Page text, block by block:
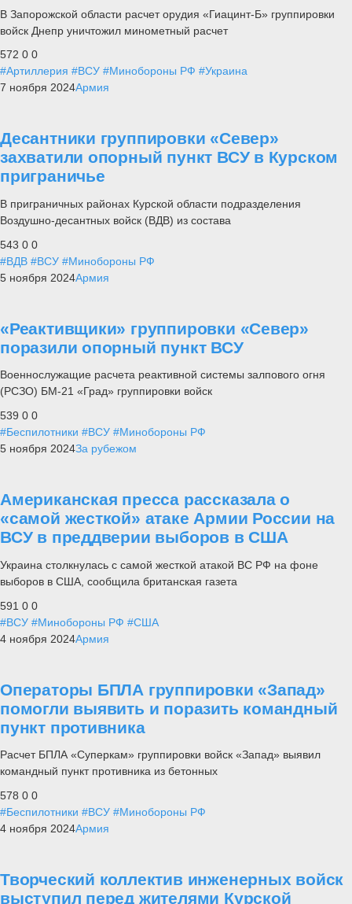
В Запорожской области расчет орудия «Гиацинт-Б» группировки
войск Днепр уничтожил минометный расчет
572 0 0
#Артиллерия #ВСУ #Минобороны РФ #Украина
7 ноября 2024Армия
Десантники группировки «Север»
захватили опорный пункт ВСУ в Курском
приграничье
В приграничных районах Курской области подразделения
Воздушно-десантных войск (ВДВ) из состава
543 0 0
#ВДВ #ВСУ #Минобороны РФ
5 ноября 2024Армия
«Реактивщики» группировки «Север»
поразили опорный пункт ВСУ
Военнослужащие расчета реактивной системы залпового огня
(РСЗО) БМ-21 «Град» группировки войск
539 0 0
#Беспилотники #ВСУ #Минобороны РФ
5 ноября 2024За рубежом
Американская пресса рассказала о
«самой жесткой» атаке Армии России на
ВСУ в преддверии выборов в США
Украина столкнулась с самой жесткой атакой ВС РФ на фоне
выборов в США, сообщила британская газета
591 0 0
#ВСУ #Минобороны РФ #США
4 ноября 2024Армия
Операторы БПЛА группировки «Запад»
помогли выявить и поразить командный
пункт противника
Расчет БПЛА «Суперкам» группировки войск «Запад» выявил
командный пункт противника из бетонных
578 0 0
#Беспилотники #ВСУ #Минобороны РФ
4 ноября 2024Армия
Творческий коллектив инженерных войск
выступил перед жителями Курской